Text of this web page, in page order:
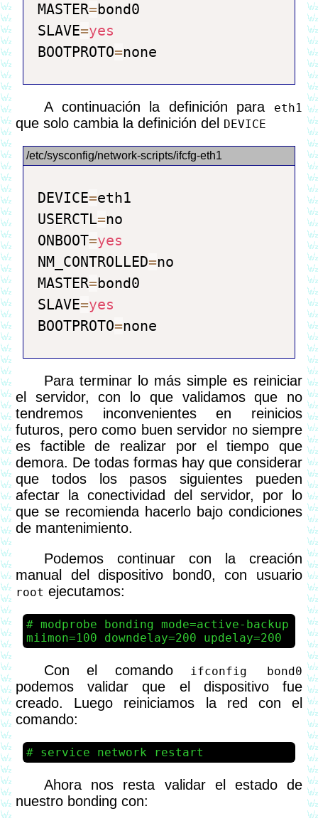
MASTER=bond0
SLAVE=yes
BOOTPROTO=
A continuación la definición para eth1
que solo cambia la definición del DEVICE
DEVICE=eth1
USERCTL=no
ONBOOT=yes
NM_CONTROLLED=no
MASTER=bond0
SLAVE=yes
BOOTPROTO=
Para terminar lo más simple es reiniciar
el servidor, con lo que validamos que no
tendremos inconvenientes en reinicios
futuros, pero como buen servidor no siempre
es factible de realizar por el tiempo que
demora. De todas formas hay que considerar
que todos los pasos siguientes pueden
afectar la conectividad del servidor, por lo
que se recomienda hacerlo bajo condiciones
de mantenimiento.
Podemos continuar con la creación
manual del dispositivo bond0, con usuario
root ejecutamos:
modprobe bonding mode=active-backup
miimon=100 downdelay=200 updelay=200
Con el comando ifconfig bond0
podemos validar que el dispositivo fue
creado. Luego reiniciamos la red con el
comando:
service network restart
Ahora nos resta validar el estado de
nuestro bonding con: